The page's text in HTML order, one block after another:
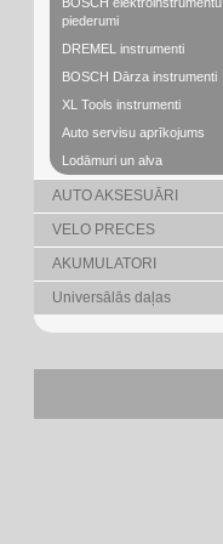
piederumi
DREMEL instrumenti
BOSCH Dārza instrumenti
XL Tools instrumenti
Auto servisu aprīkojums
Lodāmuri un alva
AUTO AKSESUĀRI
VELO PRECES
AKUMULATORI
Universālās daļas